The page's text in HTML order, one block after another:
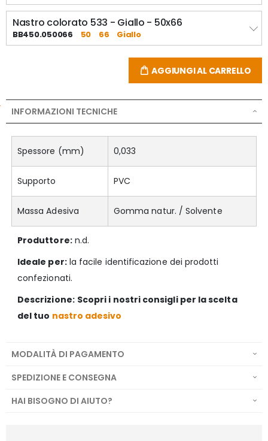
Nastro colorato 533 - Giallo - 50x66
BB450.050066 50 66 Giallo
AGGIUNGI AL CARRELLO
INFORMAZIONI TECNICHE
Spessore (mm) 0,033
Supporto PVC
Massa Adesiva Gomma natur. / Solvente
Produttore:n.d.
Ideale per:la facile identificazione dei prodotti
confezionati.
Descrizione: Scopri i nostri consigli per la scelta
del tuo nastro adesivo
MODALITÀ DI PAGAMENTO
SPEDIZIONE E CONSEGNA
HAI BISOGNO DI AIUTO?